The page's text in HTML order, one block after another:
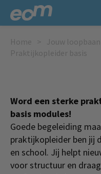
Home Jouw loopbaan
Praktijkopleider basis
Word een sterke
basis modules!
Goede begeleiding
praktijkopleider ben jij
en school. Jij helpt
voor structuur en